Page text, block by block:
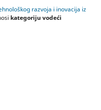
razvoja i inovacija iz
kategoriju vodeći